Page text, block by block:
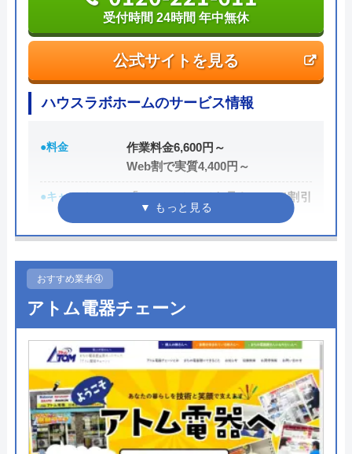
りえP
2 か月前
トイレが詰まって本当に困っていましたが、
連絡後すぐに駆けつけてくださり、あっとい
う間に解決。スタッフの方も非常に丁寧で、
安心して任せられました。これでまた快適に
使えます。迅速な対応に心から感謝します！
おすすめポイントとしてはこれまでの施工対応実績
は240万件以上と豊富な実績数があり、また最短5分
で業者を手配してくれて最短30分でスピード駆け付
けしてくれるところです。
また、取扱いメーカーに関しても幅広いため、水ま
もちろん見積もりは無料ですし、出張・キャンセル
についても無料ですので、まずはサイトを覗いてみ
公式サイトを見る
0120-569-365
受付時間 8:00～22:00
水の生活救急車の基本情報
運営会社 株式会社生活救急車
公式サイトを見る
受付時間 24時間 年中無休
ハウスラボホームのサービス情報
●料金
作業料金6,600円～
Web割で実質4,400円～
●キャンペーン
「ホームページを見た！」で割引
2,000円
●受付時間
●定休日 年中無休
●出張見積もり 出張・見積もり無料
●支払い方法
現金、クレジットカード、コンビ
ニ後払い、QRコード決済
●累計実績
提携先は大手企業との法人契約多
数
おすすめ業者④
アトム電器チェーン